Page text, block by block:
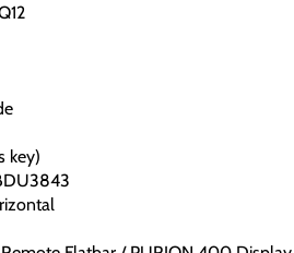
key)